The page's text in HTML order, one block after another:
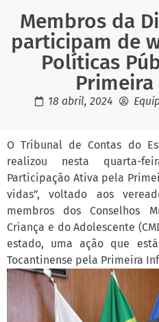
Membros da
participam de
Políticas
18 abril, 2024
O Tribunal de Contas do
realizou nesta quarta-
Participação Ativa pela
vidas”, voltado aos
membros dos Conselhos
Criança e do Adolescente
estado, uma ação que
Tocantinense pela Primeira